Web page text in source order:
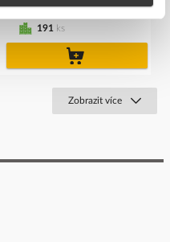
Cena s DPH
191 ks
Zobrazit více